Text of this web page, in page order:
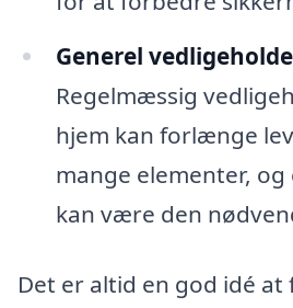
Generel
Regelmæssig
hjem kan forlænge
mange elementer,
kan være den
Det er altid en god idé